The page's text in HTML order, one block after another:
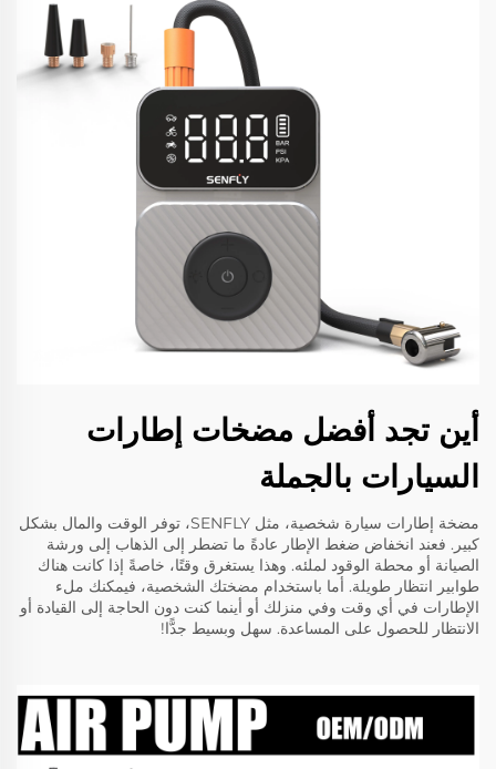
أين تجد أفضل مضخات إطارات
السيارات بالجملة
مضخة إطارات سيارة شخصية، مثل SENFLY، توفر الوقت والمال بشكل
كبير. فعند انخفاض ضغط الإطار عادةً ما تضطر إلى الذهاب إلى ورشة
الصيانة أو محطة الوقود لملئه. وهذا يستغرق وقتًا، خاصةً إذا كانت هناك
طوابير انتظار طويلة. أما باستخدام مضختك الشخصية، فيمكنك ملء
الإطارات في أي وقت وفي منزلك أو أينما كنت دون الحاجة إلى القيادة أو
الانتظار للحصول على المساعدة. سهل وبسيط جدًّا!